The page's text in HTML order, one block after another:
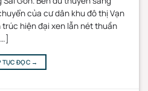
của cư dân khu đô thị Vạn
trúc hiện đại xen lẫn nét thuần
TỤC ĐỌC →